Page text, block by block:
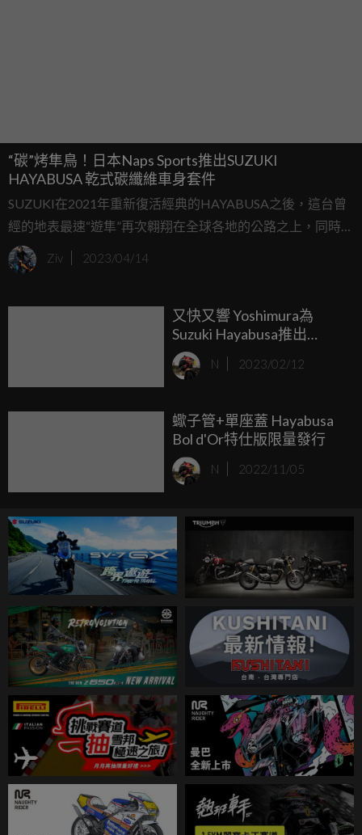
“碳”烤隼鳥！日本Naps Sports推出SUZUKI
HAYABUSA 乾式碳纖維車身套件
SUZUKI在2021年重新復活經典的HAYABUSA之後，這台曾
經的地表最速“遊隼”再次翱翔在全球各地的公路之上，同時諸
多廠商也針對HAYABUSA推出專門的改裝零配件，近日來自
日本的Naps Sports就推出特製的乾式碳纖維車身套件，要讓
Ziv 2023/04/14
又快又響 Yoshimura為
Suzuki Hayabusa推出
Hepta Force專屬排氣管
N 2023/02/12
蠍子管+單座蓋 Hayabusa
Bol d'Or特仕版限量發行
N 2022/11/05